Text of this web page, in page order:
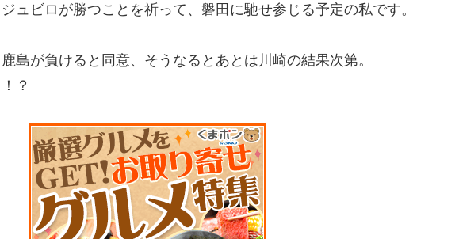
ュビロが勝つことを祈って、磐田に馳せ参じる予定の私です。
島が負けると同意、そうなるとあとは川崎の結果次第。
？